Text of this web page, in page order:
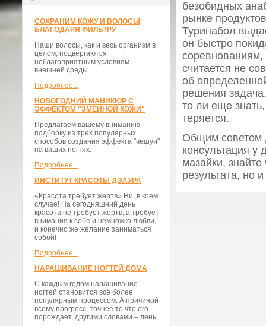
СОХРАНИМ КОЖУ И ВОЛОСЫ
БЛАГОДАРЯ ФИЛЬТРУ
Наши волосы, как и весь организм в
целом, подвергаются
неблагоприятным условиям
внешней среды.
Подробнее...
НОВОГОДНИЙ МАНИКЮР С
ЭФФЕКТОМ "ЗМЕИНОЙ КОЖИ"
Предлагаем вашему вниманию
подборку из трех популярных
способов создания эффекта "чешуи"
на ваших ногтях.
Подробнее...
ИНСТИТУТ КРАСОТЫ ДЭАУРА
«Красота требует жертв» Ни, в коем
случае! На сегодняшний день
красота не требует жертв, а требует
внимания к себе и немножко любви,
и конечно же желание заниматься
собой!
Подробнее...
НАРАЩИВАНИЕ НОГТЕЙ ДОМА
С каждым годом наращивание
ногтей становится всё более
популярным процессом. А причиной
всему прогресс, точнее то что его
порождает, другими словами – лень.
безобидных
рынке
Туринабол
он быстро
соревнованиям,
считается не
об
решения
то ли еще
теряется.
Общим советом
консультация у
мазайки,
результата, но